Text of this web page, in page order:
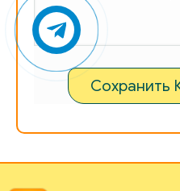
Сохранить